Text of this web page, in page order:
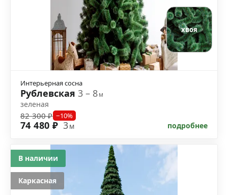
хвоя
Интерьерная сосна
Рублевская 3 – 8м
зеленая
82 300 ₽ −10%
74 480 ₽ 3м подробнее
В наличии
Каркасная